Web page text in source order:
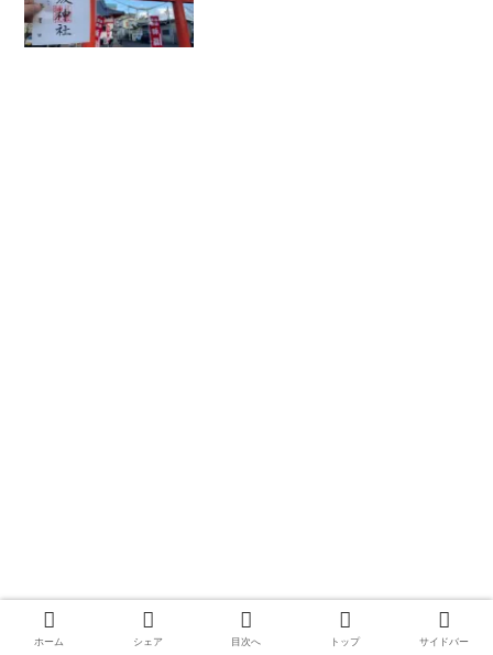
ホーム シェア 目次へ トップ サイドバー